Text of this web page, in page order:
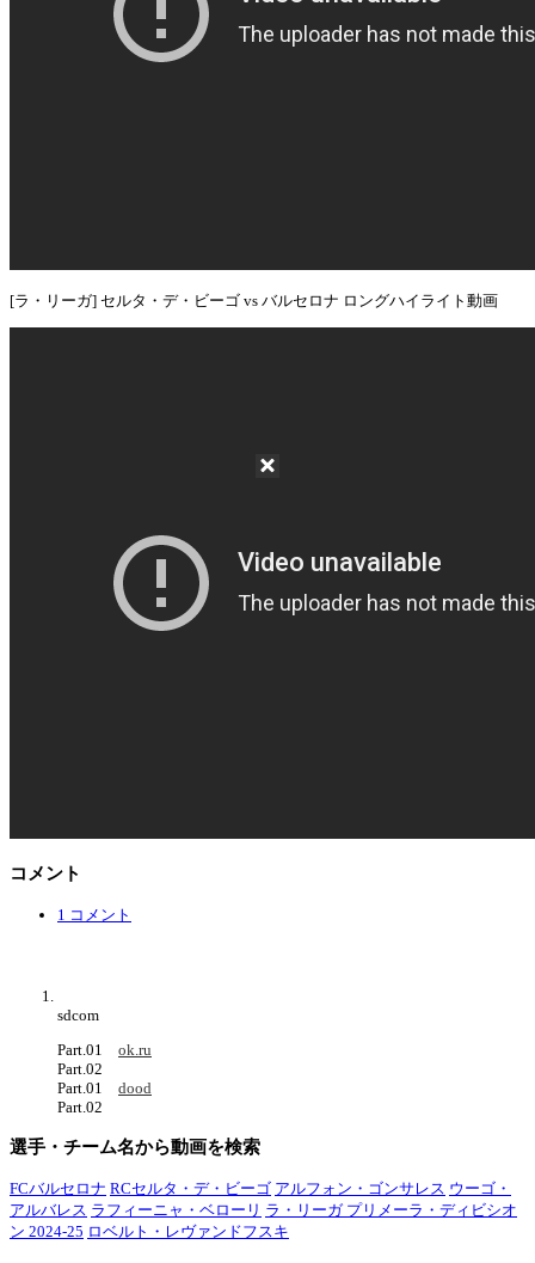
[ラ・リーガ] セルタ・デ・ビーゴ vs バルセロナ ロングハイライト動画
コメント
1 コメント
sdcom
Part.01 ok.ru
Part.02
Part.01 dood
Part.02
選手・チーム名から動画を検索
FCバルセロナ RCセルタ・デ・ビーゴ アルフォン・ゴンサレス ウーゴ・
アルバレス ラフィーニャ・ベローリ ラ・リーガ プリメーラ・ディビシオ
ン 2024-25 ロベルト・レヴァンドフスキ